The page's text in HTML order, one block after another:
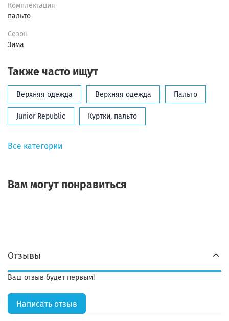
Комплектация
пальто
Сезон
Зима
Также часто ищут
Верхняя одежда Верхняя одежда Пальто
Junior Republic Куртки, пальто
Все категории
Вам могут понравиться
Отзывы
Ваш отзыв будет первым!
Написать отзыв